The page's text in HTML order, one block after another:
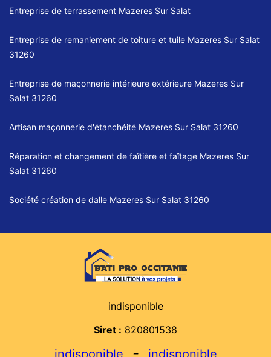
Entreprise de terrassement Mazeres Sur Salat
Entreprise de remaniement de toiture et tuile Mazeres Sur Salat
31260
Entreprise de maçonnerie intérieure extérieure Mazeres Sur
Salat 31260
Artisan maçonnerie d'étanchéité Mazeres Sur Salat 31260
Réparation et changement de faîtière et faîtage Mazeres Sur
Salat 31260
Société création de dalle Mazeres Sur Salat 31260
indisponible
Siret : 820801538
indisponible - indisponible